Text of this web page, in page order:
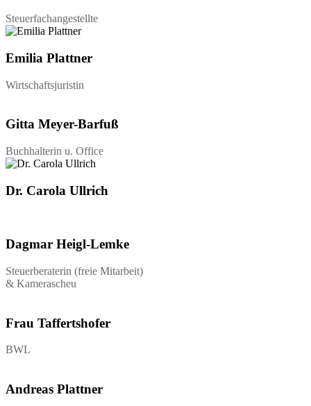
Steuerfachangestellte
Emilia Plattner
Wirtschaftsjuristin
Gitta Meyer-Barfuß
Buchhalterin u. Office
Dr. Carola Ullrich
Dagmar Heigl-Lemke
Steuerberaterin (freie Mitarbeit)
& Kamerascheu
Frau Taffertshofer
BWL
Andreas Plattner